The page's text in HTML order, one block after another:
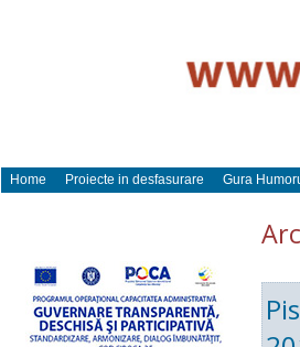
Home Proiecte in desfasurare Gura